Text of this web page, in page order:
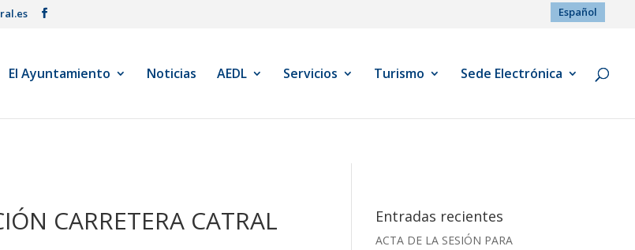
Español
El Ayuntamiento Noticias AEDL Servicios Turismo Sede Electrónica
CARRETERA CATRAL Entradas recientes
ACTA DE LA SESIÓN PARA